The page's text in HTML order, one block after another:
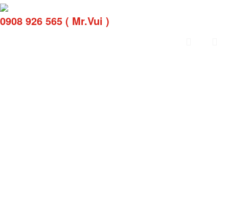
0908 926 565 ( Mr.Vui )